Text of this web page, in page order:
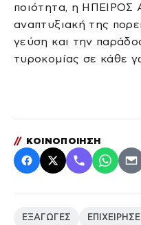
ποιότητα, η ΗΠΕΙΡΟΣ
αναπτυξιακή της
γεύση και την
τυροκομίας σε κάθε
// ΚΟΙΝΟΠΟΙΗΣΗ
ΕΞΑΓΩΓΕΣ